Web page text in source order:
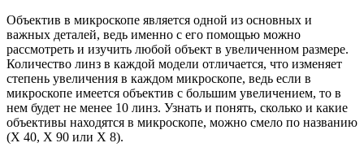
Объектив в микроскопе является одной из основных и
важных деталей, ведь именно с его помощью можно
рассмотреть и изучить любой объект в увеличенном размере.
Количество линз в каждой модели отличается, что изменяет
степень увеличения в каждом микроскопе, ведь если в
микроскопе имеется объектив с большим увеличением, то в
нем будет не менее 10 линз. Узнать и понять, сколько и какие
объективы находятся в микроскопе, можно смело по названию
(Х 40, Х 90 или Х 8).